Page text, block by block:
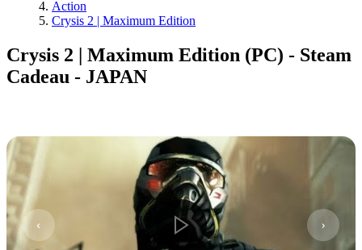
Action
Crysis 2 | Maximum Edition
Crysis 2 | Maximum Edition (PC) - Steam
Cadeau - JAPAN